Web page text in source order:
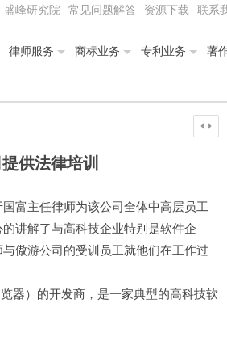
盛峰研究院 常见问题解答 资源下载 联系
律师服务 商标业务 专利业务 著
供法律培训
富主任律师为该公司全体中高层员工
讲解了与高科技企业特别是软件企
傲游公司的受训员工就他们在工作过
器）的开发商，是一家典型的高科技软